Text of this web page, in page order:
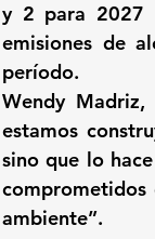
y 2 para 2027
emisiones de
período.
Wendy
estamos
sino que lo
comprometidos
ambiente”.